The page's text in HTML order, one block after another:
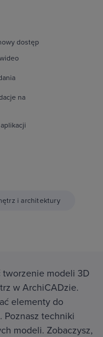
dostęp
na
i architektury
tworzenie modeli 3D
w ArchiCADzie.
elementy do
Poznasz techniki
modeli. Zobaczysz,